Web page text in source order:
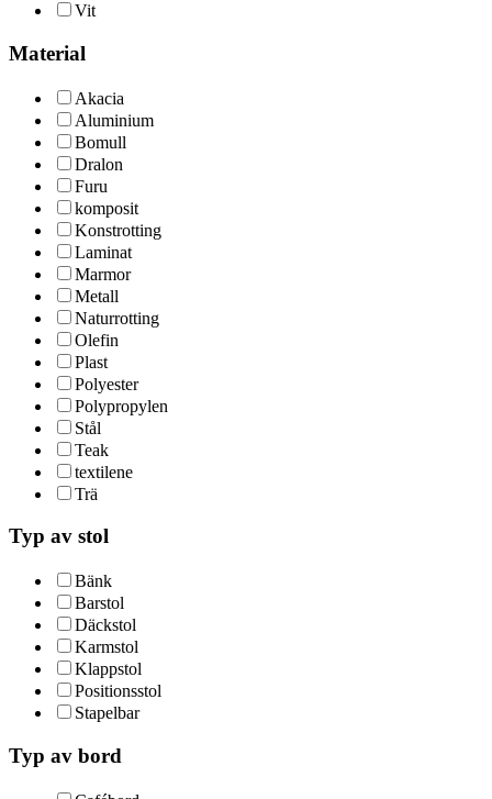
Vit
Material
Akacia
Aluminium
Bomull
Dralon
Furu
komposit
Konstrotting
Laminat
Marmor
Metall
Naturrotting
Olefin
Plast
Polyester
Polypropylen
Stål
Teak
textilene
Trä
Typ av stol
Bänk
Barstol
Däckstol
Karmstol
Klappstol
Positionsstol
Stapelbar
Typ av bord